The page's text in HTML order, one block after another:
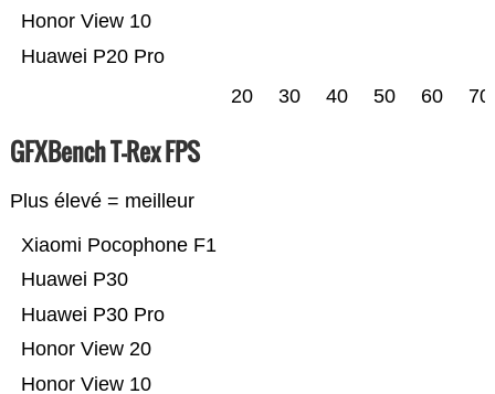
Huawei P20 Pro
Honor View 10
20 30 40 50 60 70
GFXBench T-Rex FPS
Plus élevé = meilleur
Honor View 10
Honor View 20
Huawei P30 Pro
Huawei P30
Xiaomi Pocophone F1